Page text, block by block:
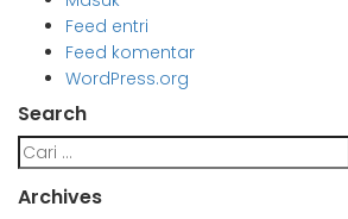
Feed entri
Feed komentar
WordPress.org
Search
Cari
untuk:
Archives